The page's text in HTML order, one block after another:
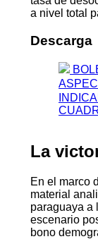
a nivel total
Descarga
La
En el marco
material
paraguaya a
escenario
bono